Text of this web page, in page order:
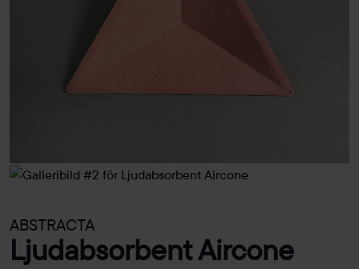
ABSTRACTA
Ljudabsorbent Aircone